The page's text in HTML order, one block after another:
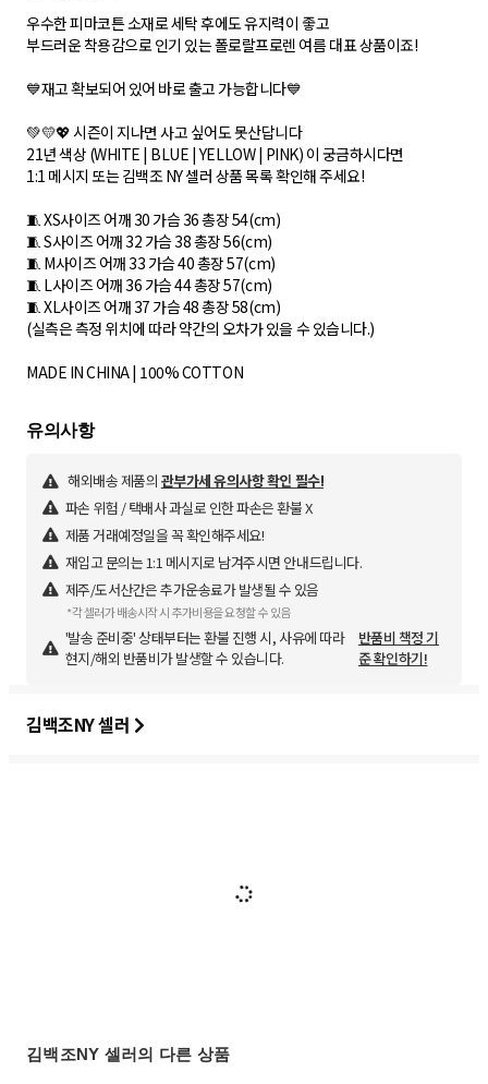
우수한 피마코튼 소재로 세탁 후에도 유지력이 좋고
부드러운 착용감으로 인기 있는 폴로랄프로렌 여름 대표 상품이죠!
💙재고 확보되어 있어 바로 출고 가능합니다💙
💚💛💖 시즌이 지나면 사고 싶어도 못산답니다
21년 색상 (WHITE | BLUE | YELLOW | PINK) 이 궁금하시다면
1:1 메시지 또는 김백조 NY 셀러 상품 목록 확인해 주세요!
🧵 XS사이즈 어깨 30 가슴 36 총장 54(cm)
🧵 S사이즈 어깨 32 가슴 38 총장 56(cm)
🧵 M사이즈 어깨 33 가슴 40 총장 57(cm)
🧵 L사이즈 어깨 36 가슴 44 총장 57(cm)
🧵 XL사이즈 어깨 37 가슴 48 총장 58(cm)
(실측은 측정 위치에 따라 약간의 오차가 있을 수 있습니다.)
MADE IN CHINA | 100% COTTON
유의사항
해외배송 제품의 관부가세 유의사항 확인 필수!
파손 위험 / 택배사 과실로 인한 파손은 환불 X
제품 거래예정일을 꼭 확인해주세요!
재입고 문의는 1:1 메시지로 남겨주시면 안내드립니다.
제주/도서산간은 추가운송료가 발생될 수 있음
*각 셀러가 배송시작 시 추가비용을 요청할 수 있음
'발송 준비중' 상태부터는 환불 진행 시, 사유에 따라
현지/해외 반품비가 발생할 수 있습니다.
반품비 책정 기
준 확인하기!
김백조NY 셀러
김백조NY 셀러의 다른 상품